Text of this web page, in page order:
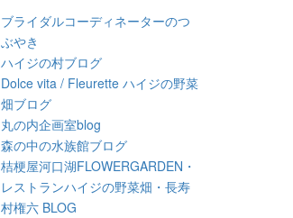
ブライダルコーディネーターのつ
ぶやき
ハイジの村ブログ
Dolce vita / Fleurette ハイジの野菜
畑ブログ
丸の内企画室blog
森の中の水族館ブログ
桔梗屋河口湖FLOWERGARDEN・
レストランハイジの野菜畑・長寿
村権六 BLOG